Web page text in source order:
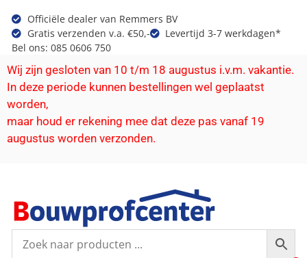
Officiële dealer van Remmers BV
Gratis verzenden v.a. €50,-
Levertijd 3-7 werkdagen*
Bel ons: 085 0606 750
Wij zijn gesloten van 10 t/m 18 augustus i.v.m. vakantie.
In deze periode kunnen bestellingen wel geplaatst
worden,
maar houd er rekening mee dat deze pas vanaf 19
augustus worden verzonden.